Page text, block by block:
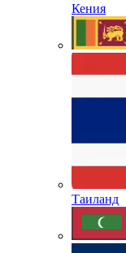
Кения
Таиланд